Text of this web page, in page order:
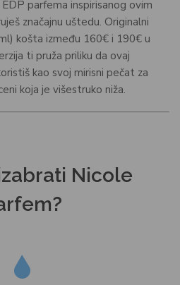
parfema inspirisanog ovim
značajnu uštedu. Originalni
košta između 160€ i 190€ u
ti pruža priliku da ovaj
kao svoj mirisni pečat za
koja je višestruko niža.
Nicole